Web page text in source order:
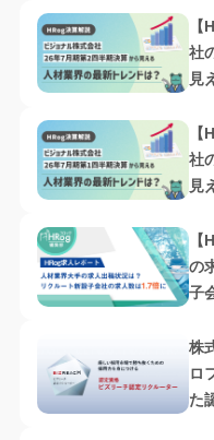
【
社
見
【
社
見
【
の
子
株
ロ
た